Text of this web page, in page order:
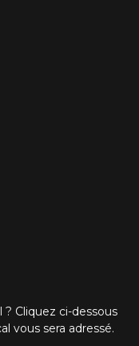
Cliquez ci-dessous
vous sera adressé.